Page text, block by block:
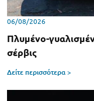
06/08/2026
Πλυμένο-
σέρβις
Δείτε περισσότερα >